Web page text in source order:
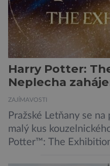
Harry Potter:
Neplecha
ZAJÍMAVOSTI
Pražské Letňany se
malý kus
Potter™: The